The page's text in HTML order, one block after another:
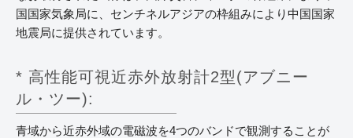
国国家気象局に、センチネルアジアの枠組みにより中国国家
地震局に提供されています。
* 高性能可視近赤外放射計2型(アブニー
ル・ツー):
青域から近赤外域の電磁波を4つのバンドで観測することが